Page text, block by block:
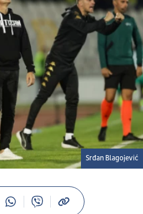
Srđan Blagojević